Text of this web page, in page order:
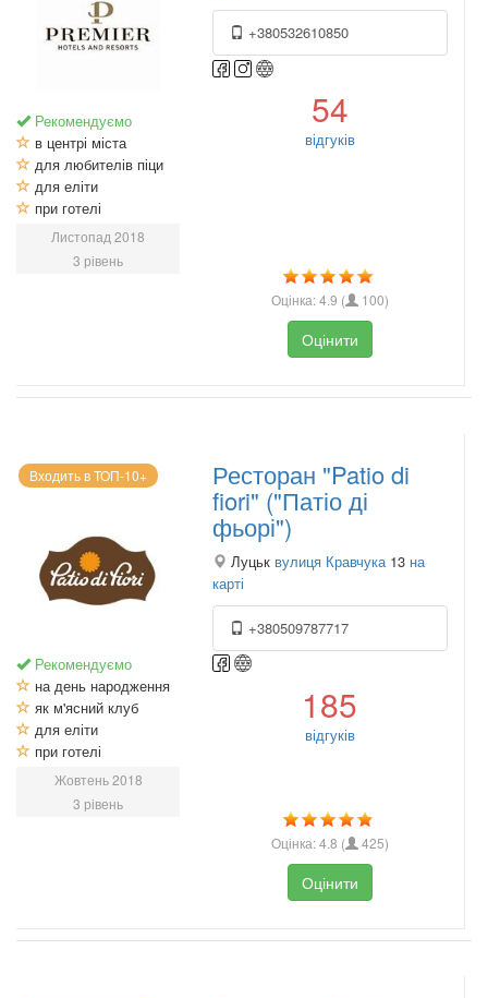
Рекомендуємо
в центрі міста
для любителів піци
для еліти
при готелі
Листопад 2018
3 рівень
+380532610850
54
відгуків
Оцінка:4.9 ( 100)
Оцінити
Входить в ТОП-10+
Рекомендуємо
на день народження
як м'ясний клуб
для еліти
при готелі
Жовтень 2018
3 рівень
Ресторан "Patio di
fiori" ("Патіо ді
фьорі")
Луцьк вулиця Кравчука 13 на
карті
+380509787717
185
відгуків
Оцінка:4.8 ( 425)
Оцінити